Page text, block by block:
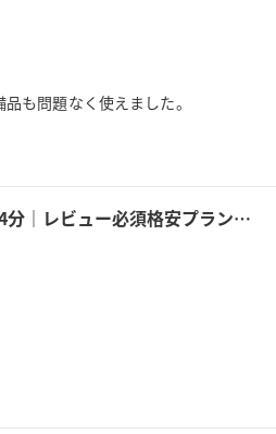
も問題なく使えました。
インボイス対応！新横浜4分｜レビュー必須格安プラン｜14席｜土足OK｜Wi-Fi｜43型モニター｜ボドゲ｜面接・勉強｜トイレは女性に嬉しいお部屋外男女別